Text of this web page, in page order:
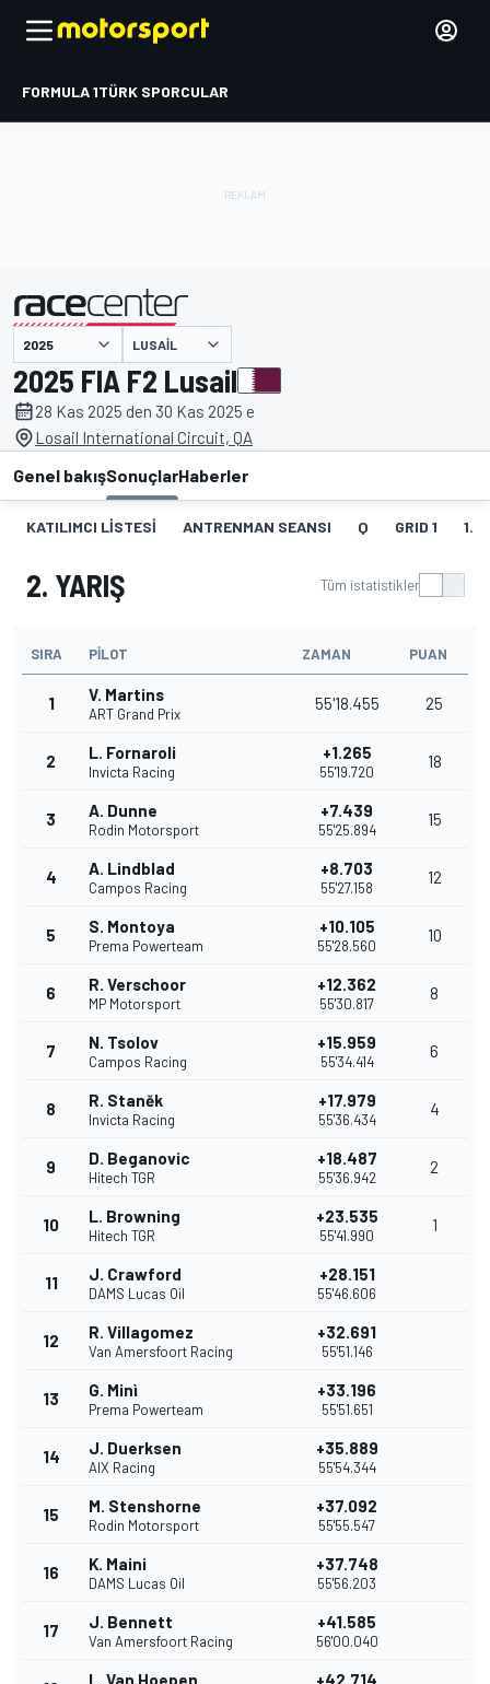
FORMULA 1TÜRK SPORCULAR
LUSAIL
2025 FIA F2 Lusail
28 Kas 2025 den 30 Kas 2025 e
Losail International Circuit, QA
Genel bakışSonuçlarHaberler
KATILIMCI LISTESI ANTRENMAN SEANSI Q GRID 1 1.
2. YARIŞ Tüm istatistikler
SIRA PILOT ZAMAN PUAN
1 V. Martins
ART Grand Prix
55'18.455 25
2 L. Fornaroli
Invicta Racing
+1.265
55'19.720
18
3 A. Dunne
Rodin Motorsport
+7.439
55'25.894
15
4 A. Lindblad
Campos Racing
+8.703
55'27.158
12
5 S. Montoya
Prema Powerteam
+10.105
55'28.560
10
6 R. Verschoor
MP Motorsport
+12.362
55'30.817
8
7 N. Tsolov
Campos Racing
+15.959
55'34.414
6
8 R. Staněk
Invicta Racing
+17.979
55'36.434
4
9 D. Beganovic
Hitech TGR
+18.487
55'36.942
2
10 L. Browning
Hitech TGR
+23.535
55'41.990
1
11 J. Crawford
DAMS Lucas Oil
+28.151
55'46.606
12 R. Villagomez
Van Amersfoort Racing
+32.691
55'51.146
13 G. Minì
Prema Powerteam
+33.196
55'51.651
14 J. Duerksen
AIX Racing
+35.889
55'54.344
15 M. Stenshorne
Rodin Motorsport
+37.092
55'55.547
16 K. Maini
DAMS Lucas Oil
+37.748
55'56.203
17 J. Bennett
Van Amersfoort Racing
+41.585
56'00.040
L. Van Hoepen +42.714